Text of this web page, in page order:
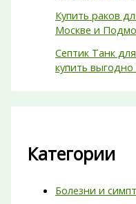
Купить раков
Москве и
Септик Танк
купить выгодно
Категории
Болезни и